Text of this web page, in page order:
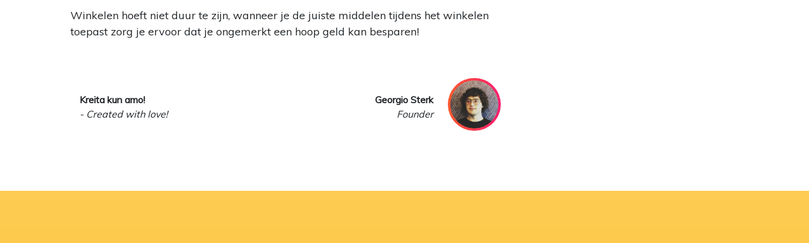
Winkelen hoeft niet duur te zijn, wanneer je de juiste middelen tijdens het winkelen
toepast zorg je ervoor dat je ongemerkt een hoop geld kan besparen!
Kreita kun amo!
- Created with love!
Georgio Sterk
Founder